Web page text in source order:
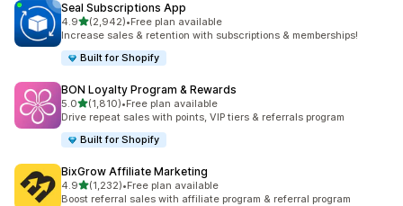
Seal Subscriptions App
4.9별 5개 중
(2,942)
총 리뷰 2942개
•Free plan available
Increase sales & retention with subscriptions & memberships!
Built for Shopify
BON Loyalty Program & Rewards
5.0별 5개 중
(1,810)
총 리뷰 1810개
•Free plan available
Drive repeat sales with points, VIP tiers & referrals program
Built for Shopify
BixGrow Affiliate Marketing
4.9별 5개 중
(1,232)
총 리뷰 1232개
•Free plan available
Boost referral sales with affiliate program & referral program